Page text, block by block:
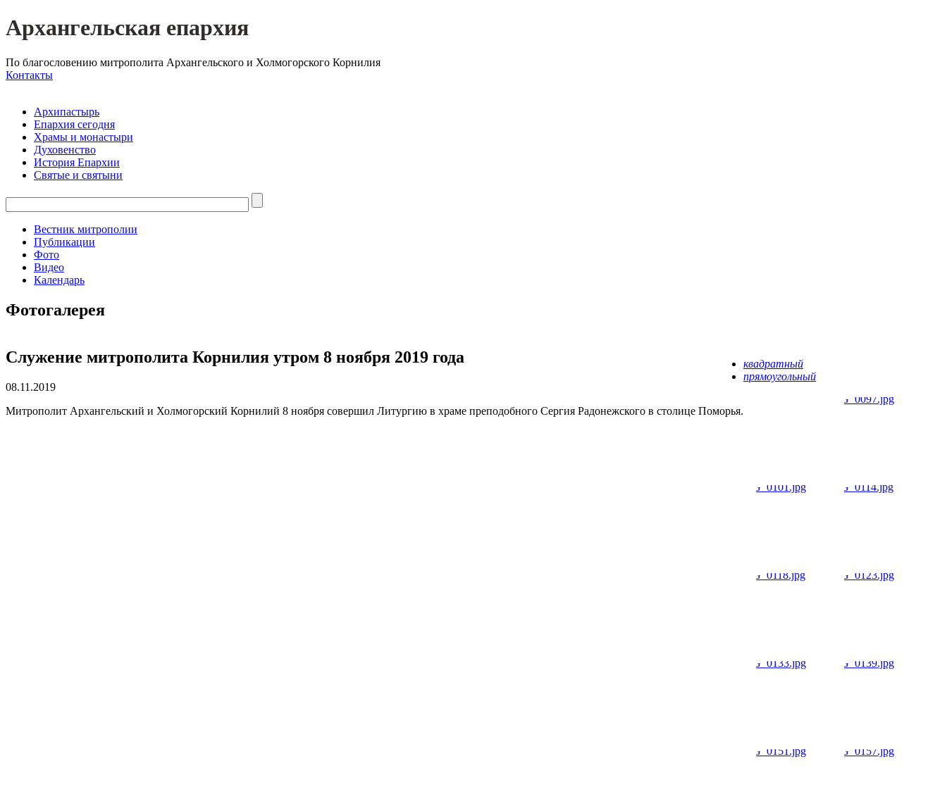
Архангельская епархия
По благословению митрополита Архангельского и Холмогорского Корнилия
Контакты
Архипастырь
Епархия сегодня
Храмы и монастыри
Духовенство
История Епархии
Святые и святыни
Вестник митрополии
Публикации
Фото
Видео
Календарь
Фотогалерея
Служение митрополита Корнилия утром 8 ноября 2019 года
08.11.2019
Митрополит Архангельский и Холмогорский Корнилий 8 ноября совершил Литургию в храме преподобного Сергия Радонежского в столице Поморья.
квадратный
прямоугольный